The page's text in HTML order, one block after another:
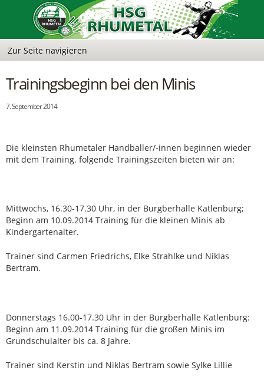
Trainingsbeginn bei den Minis
7. September 2014
Die kleinsten Rhumetaler Handballer/-innen beginnen wieder
mit dem Training. folgende Trainingszeiten bieten wir an:
Mittwochs, 16.30-17.30 Uhr, in der Burgberhalle Katlenburg;
Beginn am 10.09.2014 Training für die kleinen Minis ab
Kindergartenalter.
Trainer sind Carmen Friedrichs, Elke Strahlke und Niklas
Bertram.
Donnerstags 16.00-17.30 Uhr in der Burgberhalle Katlenburg:
Beginn am 11.09.2014 Training für die großen Minis im
Grundschulalter bis ca. 8 Jahre.
Trainer sind Kerstin und Niklas Bertram sowie Sylke Lillie